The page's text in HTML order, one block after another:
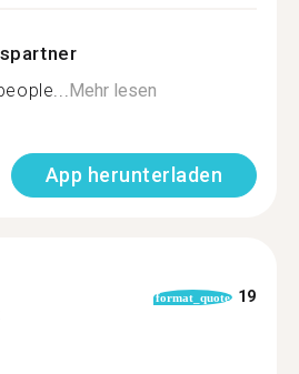
Mehr lesen
App herunterladen
format_quote 19